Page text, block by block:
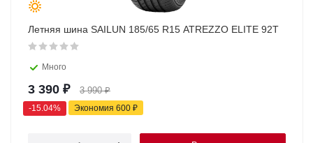
Летняя шина SAILUN 185/65 R15 ATREZZO ELITE 92T
Много
3 390 ₽ 3 990₽
-15.04% Экономия 600 ₽